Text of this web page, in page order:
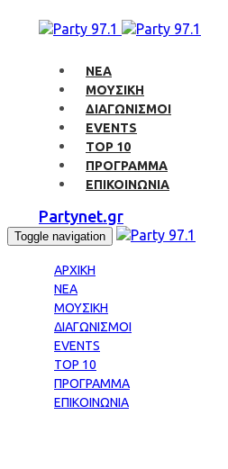
ΝΕΑ
ΜΟΥΣΙΚΗ
ΔΙΑΓΩΝΙΣΜΟΙ
EVENTS
TOP 10
ΠΡΟΓΡΑΜΜΑ
ΕΠΙΚΟΙΝΩΝΙΑ
Partynet.gr
Toggle navigation
ΑΡΧΙΚΗ
ΝΕΑ
ΜΟΥΣΙΚΗ
ΔΙΑΓΩΝΙΣΜΟΙ
EVENTS
TOP 10
ΠΡΟΓΡΑΜΜΑ
ΕΠΙΚΟΙΝΩΝΙΑ